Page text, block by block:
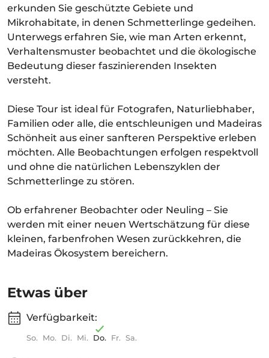
erkunden Sie geschützte Gebiete und
Mikrohabitate, in denen Schmetterlinge gedeihen.
Unterwegs erfahren Sie, wie man Arten erkennt,
Verhaltensmuster beobachtet und die ökologische
Bedeutung dieser faszinierenden Insekten
versteht.
Diese Tour ist ideal für Fotografen, Naturliebhaber,
Familien oder alle, die entschleunigen und Madeiras
Schönheit aus einer sanfteren Perspektive erleben
möchten. Alle Beobachtungen erfolgen respektvoll
und ohne die natürlichen Lebenszyklen der
Schmetterlinge zu stören.
Ob erfahrener Beobachter oder Neuling – Sie
werden mit einer neuen Wertschätzung für diese
kleinen, farbenfrohen Wesen zurückkehren, die
Madeiras Ökosystem bereichern.
Etwas über
Verfügbarkeit:
So. Mo. Di. Mi. Do. Fr. Sa.